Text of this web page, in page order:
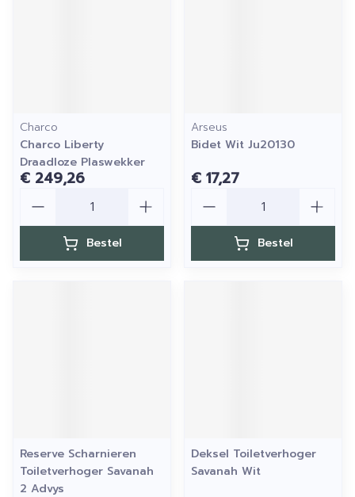
Charco
Charco Liberty
Draadloze Plaswekker
€ 249,26
Bestel
Arseus
Bidet Wit Ju20130
€ 17,27
Bestel
Reserve Scharnieren
Toiletverhoger Savanah
2 Advys
Deksel Toiletverhoger
Savanah Wit